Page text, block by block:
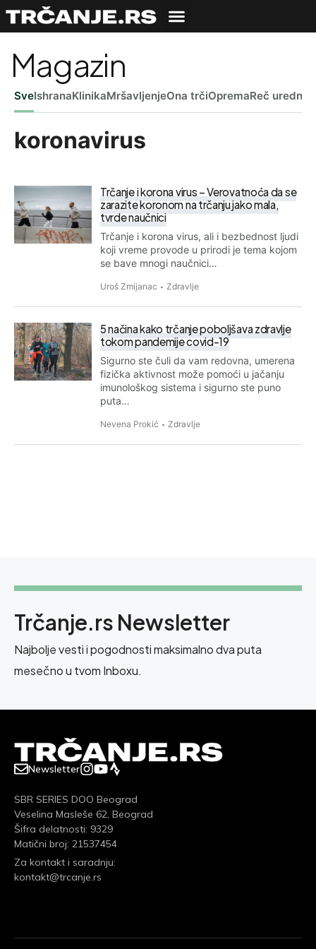
Magazin
SveIshranaKlinikaMršavljenjeOna trčiOpremaReč
koronavirus
Trčanje i korona virus – Verovatnoća da se
zarazite koronom na trčanju jako mala,
tvrde naučnici
Trčanje i korona virus, ali i bezbednost ljudi
koji vreme provode u prirodi je tema kojom
se bave mnogi naučnici…
Uroš Zmijanac Zdravlje
5 načina kako trčanje poboljšava zdravlje
tokom pandemije covid-19
Sigurno ste čuli da vam redovna, umerena
fizička aktivnost može pomoći u jačanju
imunološkog sistema i sigurno ste puno
puta…
Nevena Prokić Zdravlje
Trčanje.rs Newsletter
Najbolje vesti i pogodnosti maksimalno dva puta
mesečno u tvom Inboxu.
Newsletter
SBR SERIES DOO Beograd
Veselina Masleše 62, Beograd
Šifra delatnosti: 9329
Matični broj: 21537454
Za kontakt i saradnju:
kontakt@trcanje.rs